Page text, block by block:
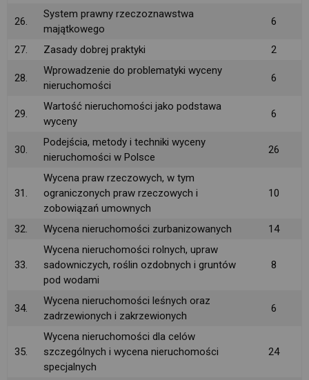
26.
System prawny rzeczoznawstwa
majątkowego
6
27. Zasady dobrej praktyki 2
28.
Wprowadzenie do problematyki wyceny
nieruchomości
6
29.
Wartość nieruchomości jako podstawa
wyceny
6
30.
Podejścia, metody i techniki wyceny
nieruchomości w Polsce
26
31.
Wycena praw rzeczowych, w tym
ograniczonych praw rzeczowych i
zobowiązań umownych
10
32. Wycena nieruchomości zurbanizowanych 14
33.
Wycena nieruchomości rolnych, upraw
sadowniczych, roślin ozdobnych i gruntów
pod wodami
8
34.
Wycena nieruchomości leśnych oraz
zadrzewionych i zakrzewionych
6
35.
Wycena nieruchomości dla celów
szczególnych i wycena nieruchomości
specjalnych
24